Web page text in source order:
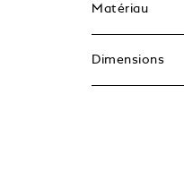
Matériau
Dimensions